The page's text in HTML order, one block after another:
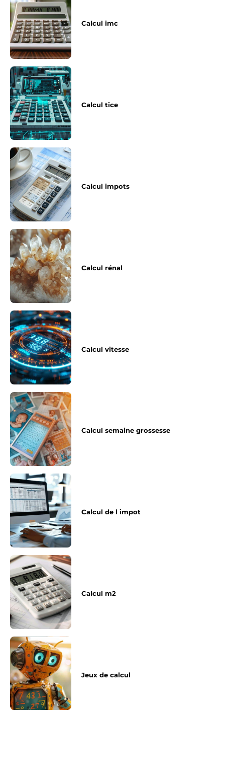
Calcul imc
Calcul tice
Calcul impots
Calcul rénal
Calcul vitesse
Calcul semaine grossesse
Calcul de l impot
Calcul m2
Jeux de calcul